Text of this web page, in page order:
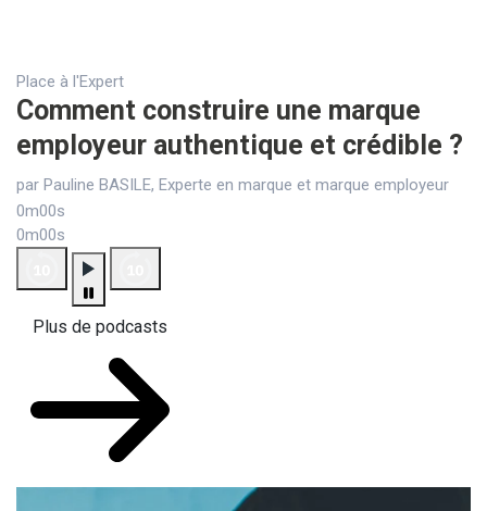
Place à l'Expert
Comment construire une marque
employeur authentique et crédible ?
par Pauline BASILE, Experte en marque et marque employeur
0m00s
0m00s
Plus de podcasts